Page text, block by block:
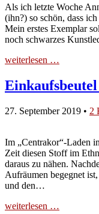
Als ich letzte Woche
(ihn?) so schön, dass
Mein erstes Exemplar
noch schwarzes
weiterlesen …
27. September 2019 • 2
Im „Centrakor“-Laden
Zeit diesen Stoff im
daraus zu nähen.
Aufräumen begegnet
und den…
weiterlesen …